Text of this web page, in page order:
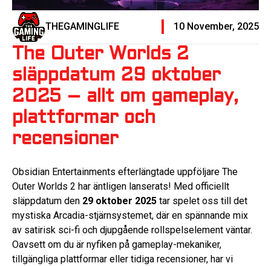
THEGAMINGLIFE 10 November, 2025
The Outer Worlds 2
släppdatum 29 oktober
2025 – allt om gameplay,
plattformar och
recensioner
Obsidian Entertainments efterlängtade uppföljare The
Outer Worlds 2 har äntligen lanserats! Med officiellt
släppdatum den 29 oktober 2025 tar spelet oss till det
mystiska Arcadia-stjärnsystemet, där en spännande mix
av satirisk sci-fi och djupgående rollspelselement väntar.
Oavsett om du är nyfiken på gameplay-mekaniker,
tillgängliga plattformar eller tidiga recensioner, har vi